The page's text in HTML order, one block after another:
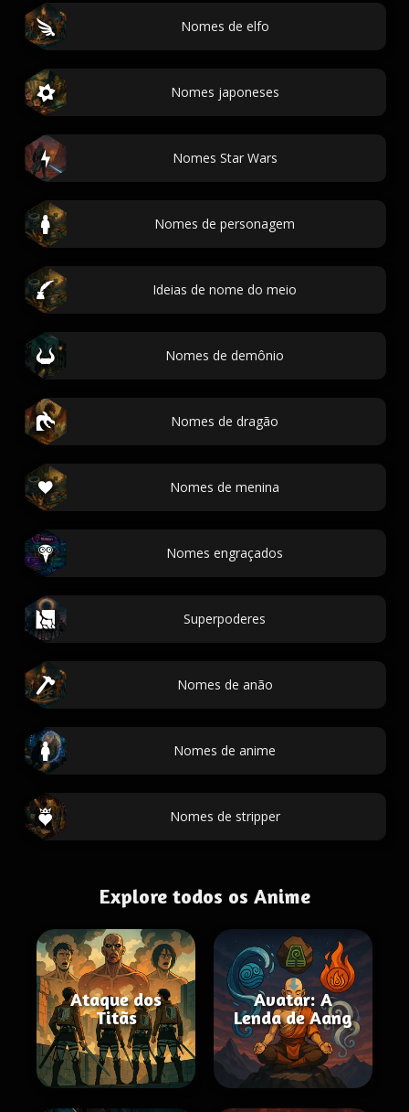
Nomes de elfo
Nomes japoneses
Nomes Star Wars
Nomes de personagem
Ideias de nome do meio
Nomes de demônio
Nomes de dragão
Nomes de menina
Nomes engraçados
Superpoderes
Nomes de anão
Nomes de anime
Nomes de stripper
Explore todos os Anime
Ataque dos
Titãs
Avatar: A
Lenda de Aang